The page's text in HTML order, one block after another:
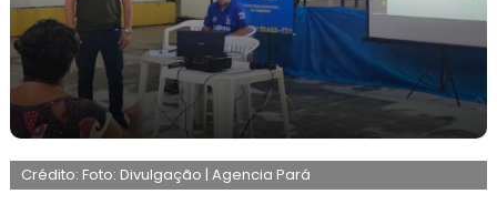
13
maio
Maurilio
Crédito: Foto: Divulgação | Agencia Pará